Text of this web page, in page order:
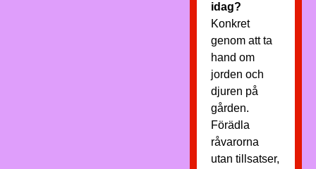
idag?
Konkret
genom att ta
hand om
jorden och
djuren på
gården.
Förädla
råvarorna
utan tillsatser,